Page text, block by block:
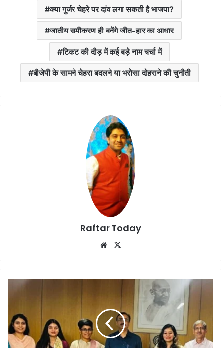
क्या गुर्जर चेहरे पर दांव लगा सकती है भाजपा?
जातीय समीकरण ही बनेंगे जीत-हार का आधार
टिकट की दौड़ में कई बड़े नाम चर्चा में
बीजेपी के सामने चेहरा बदलने या भरोसा दोहराने की चुनौती
Raftar Today
Website
Breaking
दिल्ली-
मुंबई
इंडस्ट्रियल
कॉरिडोर